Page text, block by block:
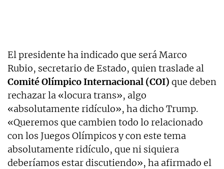
El presidente ha indicado que será Marco
Rubio, secretario de Estado, quien traslade al
Comité Olímpico Internacional (COI) que deben
rechazar la «locura trans», algo
«absolutamente ridículo», ha dicho Trump.
«Queremos que cambien todo lo relacionado
con los Juegos Olímpicos y con este tema
absolutamente ridículo, que ni siquiera
deberíamos estar discutiendo», ha afirmado el